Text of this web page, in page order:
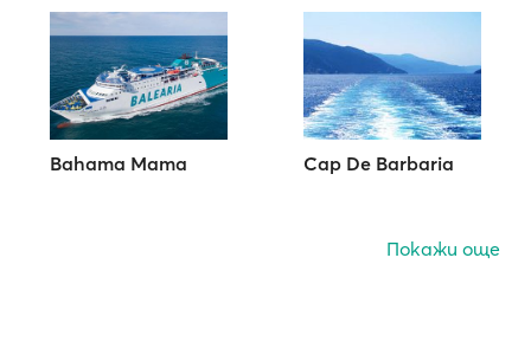
Bahama Mama Cap De Barbaria
Покажи още